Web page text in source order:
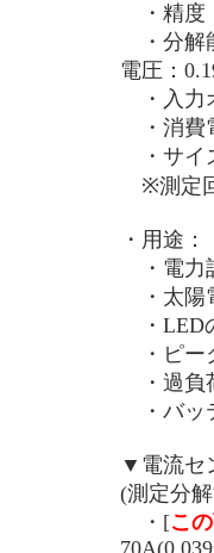
・精度
・分解
電圧：
・入力
・消費
・サイ
※測定
・用途：
・電力
・太陽
・LED
・ピー
・過負
・バッ
▼電流セ
(測定分
・[こ